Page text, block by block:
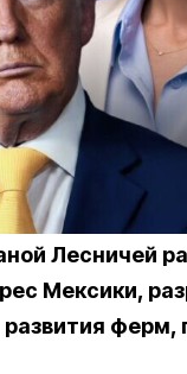
Лесничей
Мексики,
ферм,